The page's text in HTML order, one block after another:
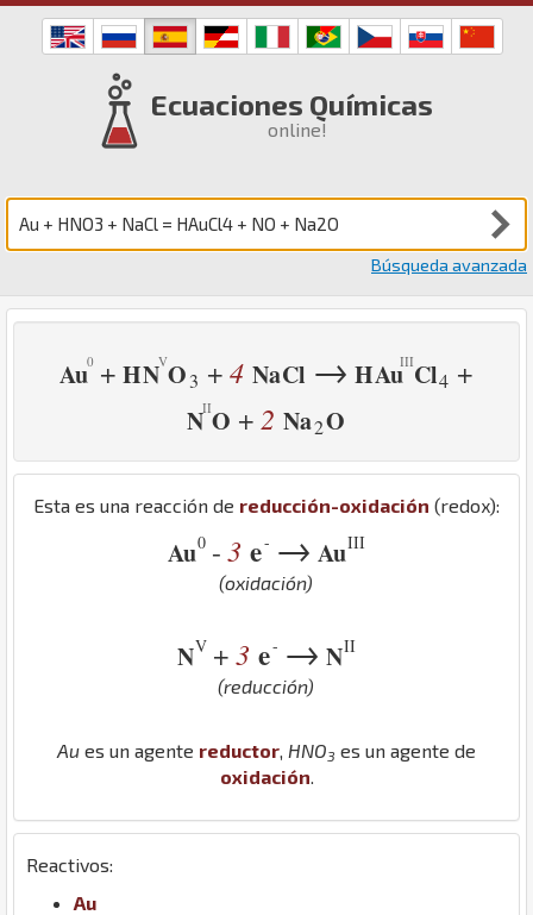
Ecuaciones Químicas
online!
Búsqueda avanzada
Au + HN O3 +4 NaCl → HAu Cl4 +
N O + 2 Na2O
Esta es una reacción de reducción-oxidación (redox):
Au0 - 3 e- → AuIII
(oxidación)
NV + 3 e- → NII
(reducción)
Au es un agente reductor HNO3 es un agente de
oxidación
Reactivos:
Au